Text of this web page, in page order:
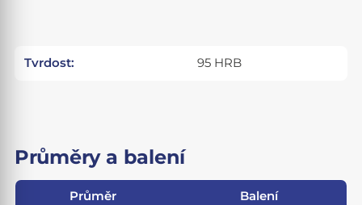
Tvrdost: 95 HRB
Průměry a balení
Průměr Balení